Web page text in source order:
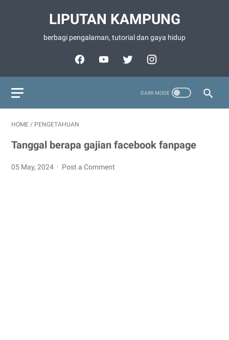
LIPUTAN KAMPUNG
berbagi pengalaman, tutorial dan gaya hidup
HOME / PENGETAHUAN
Tanggal berapa gajian facebook fanpage
05 May, 2024 Post a Comment